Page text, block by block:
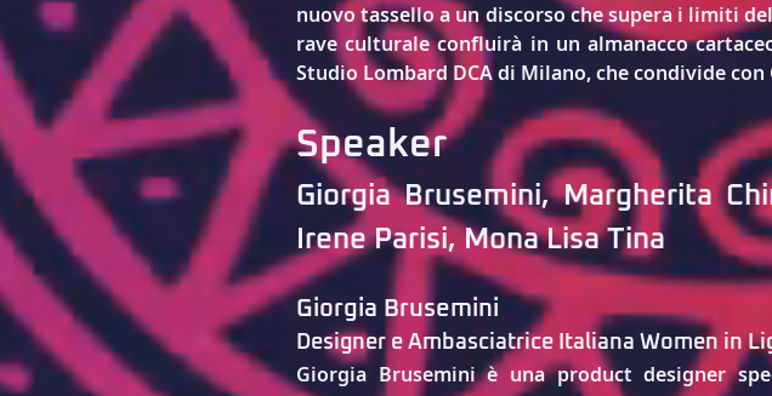
nuovo tassello a un discorso che supera i limiti
rave culturale confluirà in un almanacco
Studio Lombard DCAdi Milano, che condivide
Speaker
Giorgia Brusemini, Margherita
Irene Parisi, Mona Lisa Tina
Giorgia Brusemini
Designer e Ambasciatrice Italiana Women in
Giorgia Brusemini è una product designer